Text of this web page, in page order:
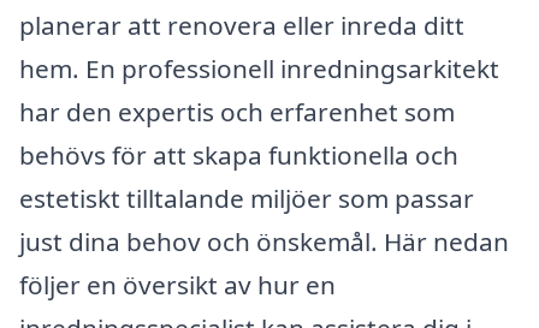
planerar att renovera eller inreda ditt
hem. En professionell inredningsarkitekt
har den expertis och erfarenhet som
behövs för att skapa funktionella och
estetiskt tilltalande miljöer som passar
just dina behov och önskemål. Här nedan
följer en översikt av hur en